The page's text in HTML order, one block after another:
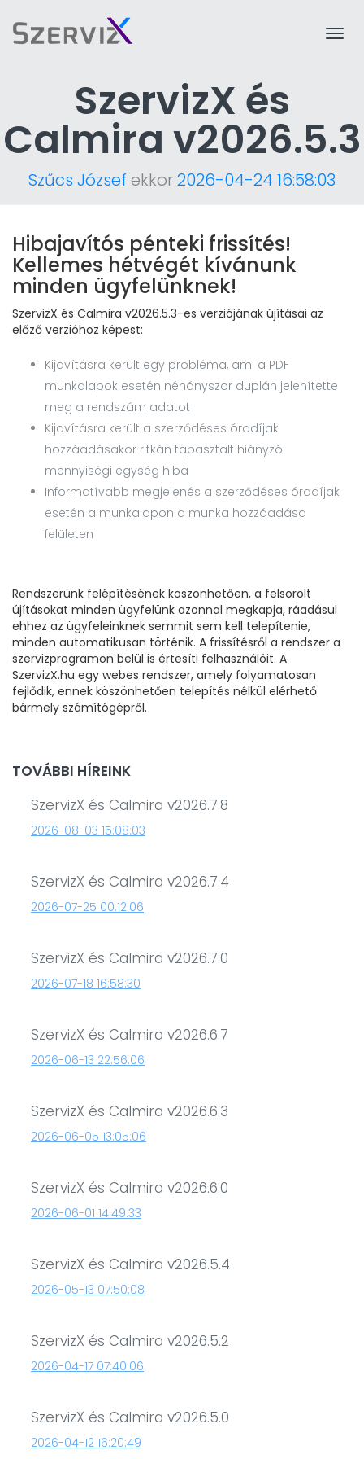
SzervizX és
Calmira v2026.5.3
Szűcs József ekkor2026-04-24 16:58:03
Hibajavítós pénteki frissítés!
Kellemes hétvégét kívánunk
minden ügyfelünknek!
SzervizX és Calmira v2026.5.3-es verziójának újításai az
előző verzióhoz képest:
Kijavításra került egy probléma, ami a PDF
munkalapok esetén néhányszor duplán jelenítette
meg a rendszám adatot
Kijavításra került a szerződéses óradíjak
hozzáadásakor ritkán tapasztalt hiányzó
mennyiségi egység hiba
Informatívabb megjelenés a szerződéses óradíjak
esetén a munkalapon a munka hozzáadása
felületen
Rendszerünk felépítésének köszönhetően, a felsorolt
újításokat minden ügyfelünk azonnal megkapja, ráadásul
ehhez az ügyfeleinknek semmit sem kell telepítenie,
minden automatikusan történik. A frissítésről a rendszer a
szervizprogramon belül is értesíti felhasználóit. A
SzervizX.hu egy webes rendszer, amely folyamatosan
fejlődik, ennek köszönhetően telepítés nélkül elérhető
bármely számítógépről.
TOVÁBBI HÍREINK
SzervizX és Calmira v2026.7.8
2026-08-03 15:08:03
SzervizX és Calmira v2026.7.4
2026-07-25 00:12:06
SzervizX és Calmira v2026.7.0
2026-07-18 16:58:30
SzervizX és Calmira v2026.6.7
2026-06-13 22:56:06
SzervizX és Calmira v2026.6.3
2026-06-05 13:05:06
SzervizX és Calmira v2026.6.0
2026-06-01 14:49:33
SzervizX és Calmira v2026.5.4
2026-05-13 07:50:08
SzervizX és Calmira v2026.5.2
2026-04-17 07:40:06
SzervizX és Calmira v2026.5.0
2026-04-12 16:20:49